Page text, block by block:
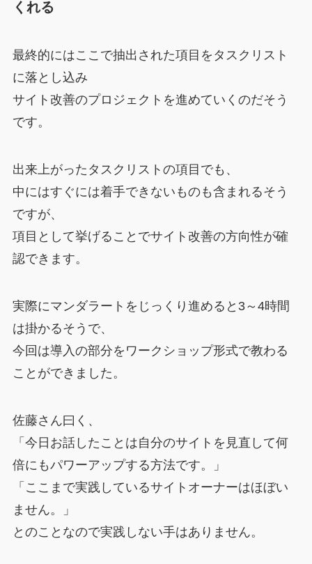
くれる
最終的にはここで抽出された項目をタスクリスト
に落とし込み
サイト改善のプロジェクトを進めていくのだそう
です。
出来上がったタスクリストの項目でも、
中にはすぐには着手できないものも含まれるそう
ですが、
項目として挙げることでサイト改善の方向性が確
認できます。
実際にマンダラートをじっくり進めると3～4時間
は掛かるそうで、
今回は導入の部分をワークショップ形式で教わる
ことができました。
佐藤さん曰く、
「今日お話したことは自分のサイトを見直して何
倍にもパワーアップする方法です。」
「ここまで実践しているサイトオーナーはほぼい
ません。」
とのことなので実践しない手はありません。